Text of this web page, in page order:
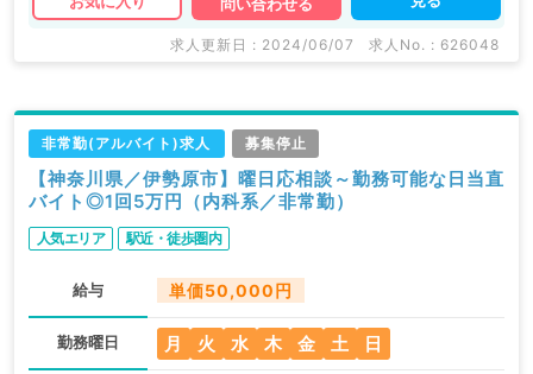
求人更新日 : 2024/06/07 求人No. : 626048
非常勤(アルバイト)求人 募集停止
【神奈川県／伊勢原市】曜日応相談～勤務可能な日当直
バイト◎1回5万円（内科系／非常勤）
人気エリア 駅近・徒歩圏内
給与 単価50,000円
勤務曜日 月 火 水 木 金 土 日